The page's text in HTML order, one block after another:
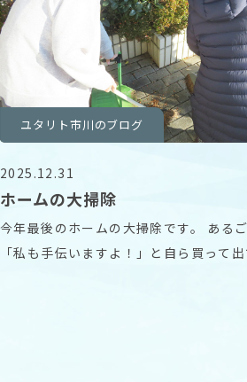
ユタリト市川のブログ
2025.12.31
ホームの大掃除
今年最後のホームの大掃除です。 ある
「私も手伝いますよ！」と自ら買って